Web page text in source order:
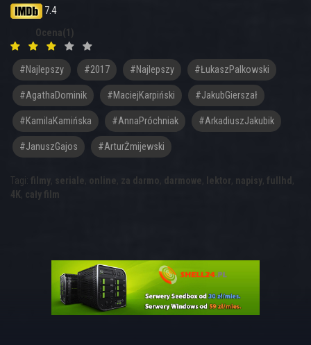
7.4
Ocena(1)
#najlepszy #2017 #Najlepszy #ŁukaszPalkowski
#AgathaDominik #MaciejKarpiński #JakubGierszał
#KamilaKamińska #AnnaPróchniak #ArkadiuszJakubik
#JanuszGajos #ArturŻmijewski
Tagi: filmy, seriale, online, za darmo, darmowe, lektor, napisy, fullhd ,
4K, cały film